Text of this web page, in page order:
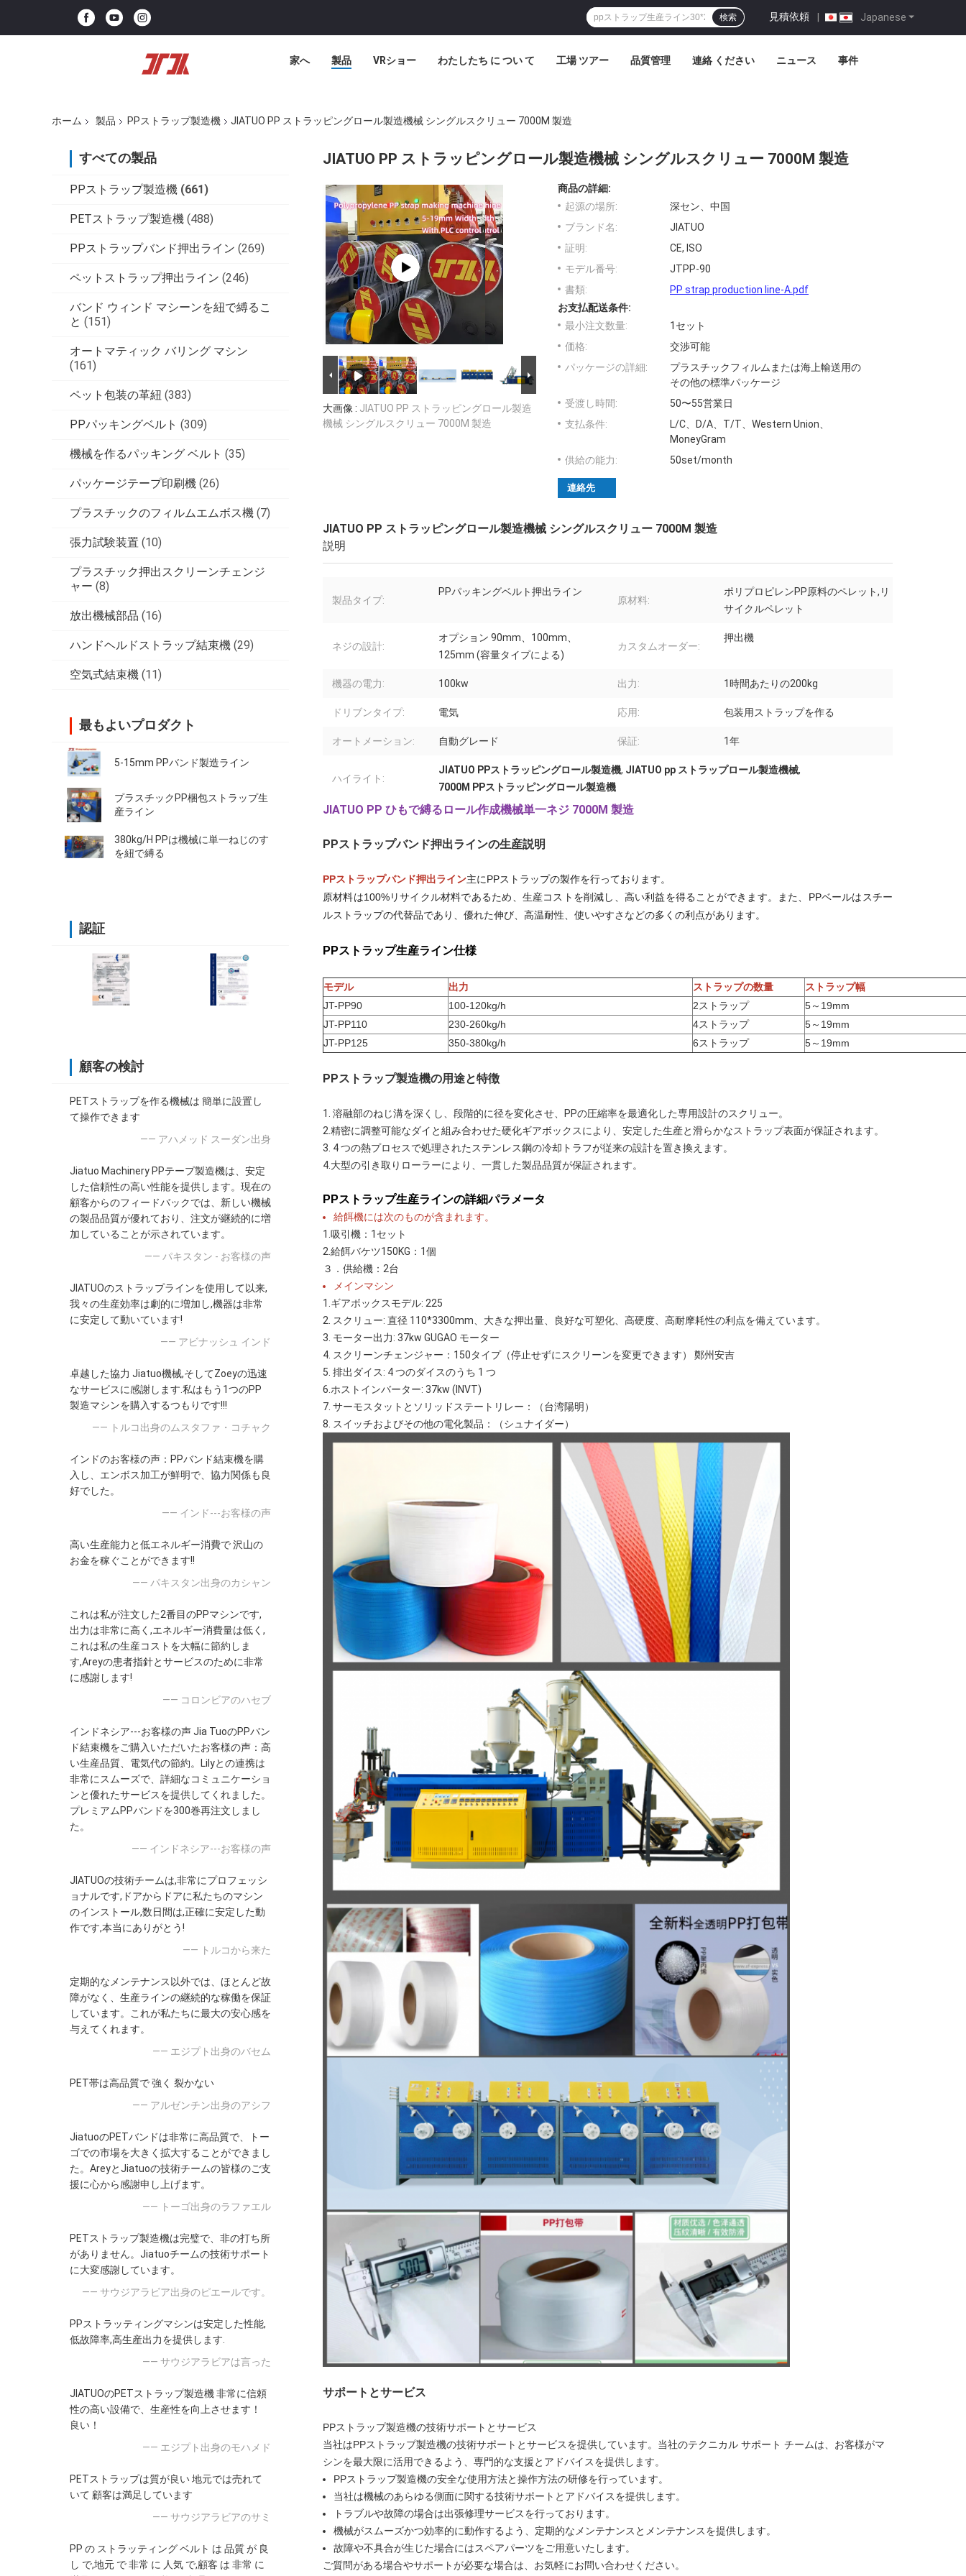
Japanese
見積依頼 |
検索
家へ 製品 VRショー わたしたち に つい て 工場 ツアー 品質管理 連絡 ください ニュース 事件
ホーム 製品 PPストラップ製造機 JIATUO PP ストラッピングロール製造機械 シングルスクリュー 7000M 製造
すべての製品
PPストラップ製造機 (661)
PETストラップ製造機 (488)
PPストラップバンド押出ライン (269)
ペットストラップ押出ライン (246)
バンド ウィンド マシーンを紐で縛るこ
と (151)
オートマティック バリング マシン
(161)
ペット包装の革紐 (383)
PPパッキングベルト (309)
機械を作るパッキング ベルト (35)
パッケージテープ印刷機 (26)
プラスチックのフィルムエムボス機 (7)
張力試験装置 (10)
プラスチック押出スクリーンチェンジ
ャー (8)
放出機械部品 (16)
ハンドヘルドストラップ結束機 (29)
空気式結束機 (11)
最もよいプロダクト
5-15mm PPバンド製造ライン
プラスチックPP梱包ストラップ生
産ライン
380kg/H PPは機械に単一ねじのす
を紐で縛る
認証
顧客の検討
PETストラップを作る機械は 簡単に設置し
て操作できます
—— アハメッド スーダン出身
Jiatuo Machinery PPテープ製造機は、安定
した信頼性の高い性能を提供します。現在の
顧客からのフィードバックでは、新しい機械
の製品品質が優れており、注文が継続的に増
加していることが示されています。
—— パキスタン - お客様の声
JIATUOのストラップラインを使用して以来,
我々の生産効率は劇的に増加し,機器は非常
に安定して動いています!
—— アビナッシュ インド
卓越した協力 Jiatuo機械,そしてZoeyの迅速
なサービスに感謝します.私はもう1つのPP
製造マシンを購入するつもりです!!!
—— トルコ出身のムスタファ・コチャク
インドのお客様の声：PPバンド結束機を購
入し、エンボス加工が鮮明で、協力関係も良
好でした。
—— インド---お客様の声
高い生産能力と低エネルギー消費で 沢山の
お金を稼ぐことができます!!
—— パキスタン出身のカシャン
これは私が注文した2番目のPPマシンです,
出力は非常に高く,エネルギー消費量は低く,
これは私の生産コストを大幅に節約しま
す,Areyの患者指針とサービスのために非常
に感謝します!
—— コロンビアのハセブ
インドネシア---お客様の声 Jia TuoのPPバン
ド結束機をご購入いただいたお客様の声：高
い生産品質、電気代の節約。Lilyとの連携は
非常にスムーズで、詳細なコミュニケーショ
ンと優れたサービスを提供してくれました。
プレミアムPPバンドを300巻再注文しまし
た。
—— インドネシア---お客様の声
JIATUOの技術チームは,非常にプロフェッシ
ョナルです,ドアからドアに私たちのマシン
のインストール,数日間は,正確に安定した動
作です,本当にありがとう!
—— トルコから来た
定期的なメンテナンス以外では、ほとんど故
障がなく、生産ラインの継続的な稼働を保証
しています。これが私たちに最大の安心感を
与えてくれます。
—— エジプト出身のバセム
PET帯は高品質で 強く 裂かない
—— アルゼンチン出身のアシフ
JiatuoのPETバンドは非常に高品質で、トー
ゴでの市場を大きく拡大することができまし
た。AreyとJiatuoの技術チームの皆様のご支
援に心から感謝申し上げます。
—— トーゴ出身のラファエル
PETストラップ製造機は完璧で、非の打ち所
がありません。Jiatuoチームの技術サポート
に大変感謝しています。
—— サウジアラビア出身のピエールです。
PPストラッティングマシンは安定した性能,
低故障率,高生産出力を提供します.
—— サウジアラビアは言った
JIATUOのPETストラップ製造機 非常に信頼
性の高い設備で、生産性を向上させます！
良い！
—— エジプト出身のモハメド
PETストラップは質が良い 地元では売れて
いて 顧客は満足しています
—— サウジアラビアのサミ
PP の ストラッティング ベルト は 品質 が 良
し で,地元 で 非常 に 人気 で,顧客 は 非常 に
JIATUO PP ストラッピングロール製造機械 シングルスクリュー 7000M 製造
大画像 : JIATUO PP ストラッピングロール製造
機械 シングルスクリュー 7000M 製造
商品の詳細:
起源の場所:
深セン、中国
ブランド名:
JIATUO
証明:
CE, ISO
モデル番号:
JTPP-90
書類:
PP strap production line-A.pdf
お支払配送条件:
最小注文数量:
1セット
価格:
交渉可能
パッケージの詳細:
プラスチックフィルムまたは海上輸送用の
その他の標準パッケージ
受渡し時間:
50〜55営業日
支払条件:
L/C、D/A、T/T、Western Union、
MoneyGram
供給の能力:
50set/month
連絡先
JIATUO PP ストラッピングロール製造機械 シングルスクリュー 7000M 製造
説明
製品タイプ:
PPパッキングベルト押出ライン
原材料:
ポリプロピレンPP原料のペレット,リ
サイクルペレット
ネジの設計:
オプション 90mm、100mm、
125mm (容量タイプによる)
カスタムオーダー:
押出機
機器の電力: 100kw 出力: 1時間あたりの200kg
ドリブンタイプ: 電気 応用: 包装用ストラップを作る
オートメーション: 自動グレード 保証: 1年
ハイライト:
JIATUO PPストラッピングロール製造機, JIATUO pp ストラップロール製造機械,
7000M PPストラッピングロール製造機
JIATUO PP ひもで縛るロール作成機械単一ネジ 7000M 製造
PPストラップバンド押出ラインの生産説明
PPストラップバンド押出ライン主にPPストラップの製作を行っております。
原材料は100%リサイクル材料であるため、生産コストを削減し、高い利益を得ることができます。また、PPベールはスチー
ルストラップの代替品であり、優れた伸び、高温耐性、使いやすさなどの多くの利点があります。
PPストラップ生産ライン仕様
モデル 出力 ストラップの数量
ストラップ幅
JT-PP90
100-120kg/h 2ストラップ
5～19mm
JT-PP110
230-260kg/h 4ストラップ
5～19mm
JT-PP125
350-380kg/h 6ストラップ 5～19mm
PPストラップ製造機の用途と特徴
1. 溶融部のねじ溝を深くし、段階的に径を変化させ、PPの圧縮率を最適化した専用設計のスクリュー。
2.精密に調整可能なダイと組み合わせた硬化ギアボックスにより、安定した生産と滑らかなストラップ表面が保証されます。
3. 4 つの熱プロセスで処理されたステンレス鋼の冷却トラフが従来の設計を置き換えます。
4.大型の引き取りローラーにより、一貫した製品品質が保証されます。
PPストラップ生産ラインの詳細パラメータ
給餌機には次のものが含まれます。
1.吸引機：1セット
2.給餌バケツ150KG：1個
３．供給機：2台
メインマシン
1.ギアボックスモデル: 225
2. スクリュー: 直径 110*3300mm、大きな押出量、良好な可塑化、高硬度、高耐摩耗性の利点を備えています。
3. モーター出力: 37kw GUGAO モーター
4. スクリーンチェンジャー：150タイプ（停止せずにスクリーンを変更できます） 鄭州安吉
5. 排出ダイス: 4 つのダイスのうち 1 つ
6.ホストインバーター: 37kw (INVT)
7. サーモスタットとソリッドステートリレー：（台湾陽明）
8. スイッチおよびその他の電化製品：（シュナイダー）
サポートとサービス
PPストラップ製造機の技術サポートとサービス
当社はPPストラップ製造機の技術サポートとサービスを提供しています。当社のテクニカル サポート チームは、お客様がマ
シンを最大限に活用できるよう、専門的な支援とアドバイスを提供します。
PPストラップ製造機の安全な使用方法と操作方法の研修を行っています。
当社は機械のあらゆる側面に関する技術サポートとアドバイスを提供します。
トラブルや故障の場合は出張修理サービスを行っております。
機械がスムーズかつ効率的に動作するよう、定期的なメンテナンスとメンテナンスを提供します。
故障や不具合が生じた場合にはスペアパーツをご用意いたします。
ご質問がある場合やサポートが必要な場合は、お気軽にお問い合わせください。